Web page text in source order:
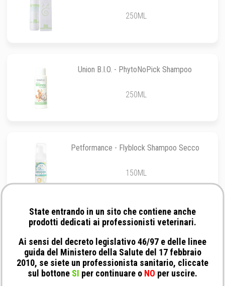
250ML
Union B.I.O. - PhytoNoPick Shampoo
250ML
Petformance - Flyblock Shampoo Secco
150ML
Camon - Shampoo Difesa Naturale Olio di
Neem Professional
5LT
State entrando in un sito che contiene anche
prodotti dedicati ai professionisti veterinari.
Ai sensi del decreto legislativo 46/97 e delle linee
guida del Ministero della Salute del 17 febbraio
2010, se siete un professionista sanitario, cliccate
sul bottone SI per continuare o NO per uscire.